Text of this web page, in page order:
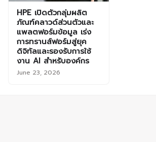
HPE เปิดตัวกลุ่มผลิต
ภัณฑ์คลาวด์ส่วนตัวและ
แพลตฟอร์มข้อมูล เร่ง
การทรานส์ฟอร์มสู่ยุค
ดิจิทัลและรองรับการใช้
งาน AI สำหรับองค์กร
June 23, 2026